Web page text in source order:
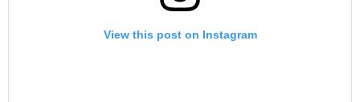
View this post on Instagram